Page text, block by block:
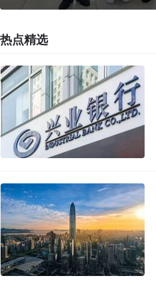
热点精选